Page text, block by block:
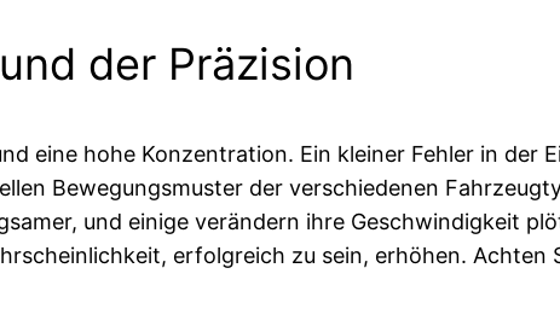
der Präzision
eine hohe Konzentration. Ein kleiner Fehler in der
Bewegungsmuster der verschiedenen
und einige verändern ihre Geschwindigkeit
erfolgreich zu sein, erhöhen. Achten